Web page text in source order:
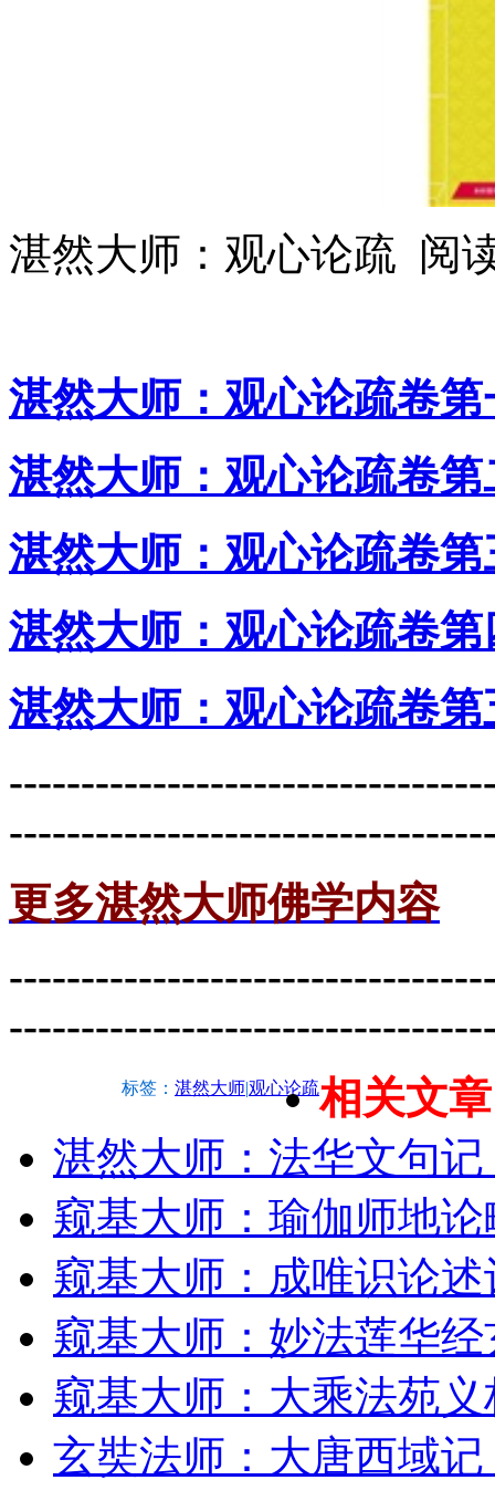
湛然大师：观心论疏 阅
湛然大师：观心论疏卷第
湛然大师：观心论疏卷第
湛然大师：观心论疏卷第
湛然大师：观心论疏卷第
湛然大师：观心论疏卷第
更多湛然大师佛学内容
标签： 湛然大师|观心论疏相关文章
湛然大师：法华文句
窥基大师：瑜伽师地
窥基大师：成唯识论
窥基大师：妙法莲华
窥基大师：大乘法苑
玄奘法师：大唐西域